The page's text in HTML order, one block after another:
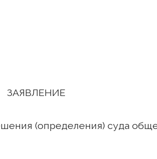
(определения) суда